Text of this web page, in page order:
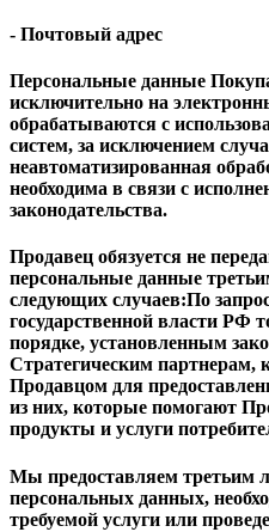
- Почтовый адрес
Персональные данные
исключительно на
обрабатываются с
систем, за исключением
неавтоматизированная
необходима в связи с
законодательства.
Продавец обязуется не
персональные данные
следующих случаев:По
государственной власти РФ
порядке, установленным
Стратегическим партнерам,
Продавцом для
из них, которые помогают
продукты и услуги
Мы предоставляем третьим
персональных данных,
требуемой услуги или